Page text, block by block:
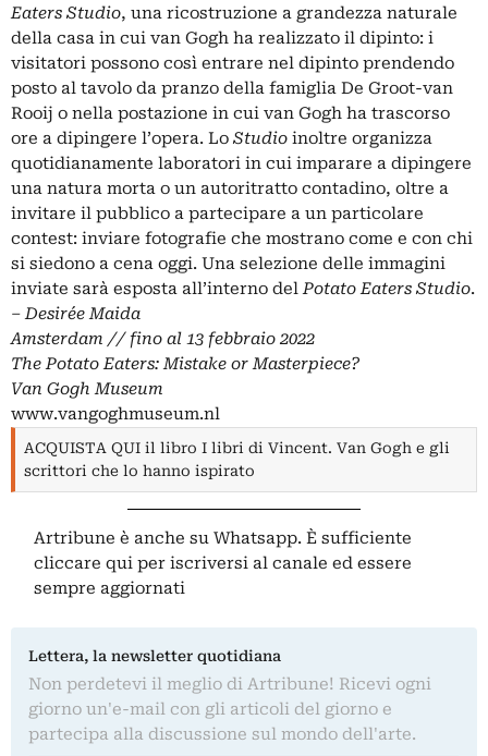
Eaters Studio, una ricostruzione a grandezza naturale
della casa in cui van Gogh ha realizzato il dipinto: i
visitatori possono così entrare nel dipinto prendendo
posto al tavolo da pranzo della famiglia De Groot-van
Rooij o nella postazione in cui van Gogh ha trascorso
ore a dipingere l’opera. Lo Studio inoltre organizza
quotidianamente laboratori in cui imparare a dipingere
una natura morta o un autoritratto contadino, oltre a
invitare il pubblico a partecipare a un particolare
contest: inviare fotografie che mostrano come e con chi
si siedono a cena oggi. Una selezione delle immagini
inviate sarà esposta all’interno delPotato Eaters Studio.
– Desirée Maida
Amsterdam // fino al 13 febbraio 2022
The Potato Eaters: Mistake or Masterpiece?
Van Gogh Museum
www.vangoghmuseum.nl
ACQUISTA QUI il libro I libri di Vincent. Van Gogh e gli
scrittori che lo hanno ispirato
Artribune è anche su Whatsapp. È sufficiente
cliccare qui per iscriversi al canale ed essere
sempre aggiornati
Lettera, la newsletter quotidiana
Non perdetevi il meglio di Artribune! Ricevi ogni
giorno un'e-mail con gli articoli del giorno e
partecipa alla discussione sul mondo dell'arte.